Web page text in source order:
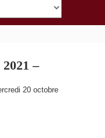
–
20 octobre